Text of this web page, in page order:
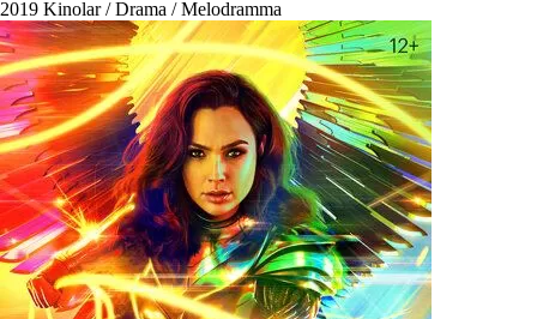
2019 Kinolar / Drama / Melodramma